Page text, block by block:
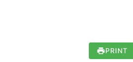
PRINT